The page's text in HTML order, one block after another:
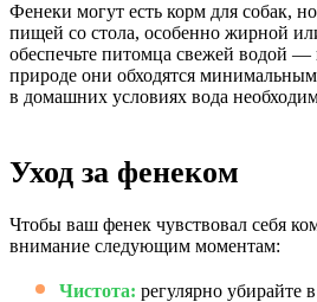
Фенеки могут есть корм для собак,
пищей со стола, особенно жирной
обеспечьте питомца свежей водой —
природе они обходятся
в домашних условиях вода
Уход за фенеком
Чтобы ваш фенек чувствовал себя
внимание следующим моментам:
Чистота: регулярно убирайте